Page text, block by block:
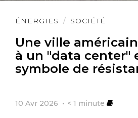
ÉNERGIES SOCIÉTÉ
Une ville
à un "data center"
symbole de
10 Avr 2026 < 1 minute
Lire